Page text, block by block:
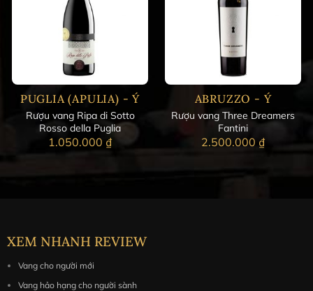
PUGLIA (APULIA) - Ý
Rượu vang Ripa di Sotto
Rosso della Puglia
1.050.000 ₫
ABRUZZO - Ý
Rượu vang Three Dreamers
Fantini
2.500.000 ₫
XEM NHANH REVIEW
Vang cho người mới
Vang hảo hạng cho người sành